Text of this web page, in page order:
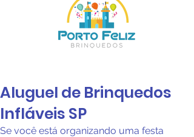
Aluguel de Brinquedos
Infláveis SP
Se você está organizando uma festa